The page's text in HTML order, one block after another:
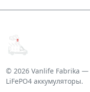
© 2026 Vanlife Fabrika —
LiFePO4 аккумуляторы.